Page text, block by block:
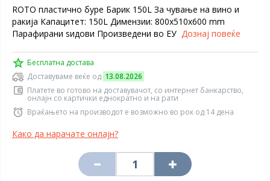
ROTO пластично буре Барик 150L За чување на вино и
ракија Капацитет: 150L Димензии: 800x510x600 mm
Парафирани ѕидови Произведени во ЕУ Дознај повеќе
Бесплатна достава
Доставуваме веќе од 13.08.2026
Платете во готово на доставувачот, со интернет банкарство,
онлајн со картички еднократно и на рати
Враќањето на производот е возможно во рок од 14 дена
Како да нарачате онлајн?